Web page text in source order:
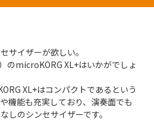
サイザーが欲しい。
のmicroKORG XL+はいかがでしょ
XL+はコンパクトであるという
機能も充実しており、演奏面でも
しのシンセサイザーです。